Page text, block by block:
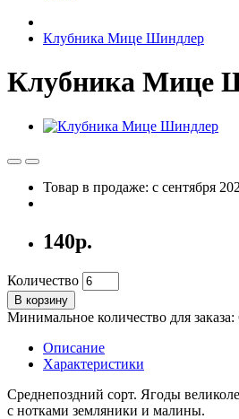
Клубника Мице Шиндлер
Клубника Мице
Товар в продаже: с сентября
140р.
Количество
В корзину
Минимальное количество для заказа:
Описание
Характеристики
Среднепоздний сорт. Ягоды
с нотками земляники и малины.